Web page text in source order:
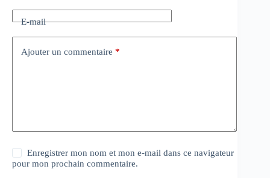
E-mail
Ajouter un commentaire *
Enregistrer mon nom et mon e-mail dans ce navigateur
pour mon prochain commentaire.